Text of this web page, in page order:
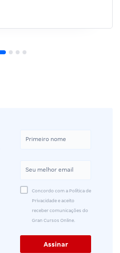
Concordo com a Política de
Privacidade e aceito
receber comunicações do
Gran Cursos Online.